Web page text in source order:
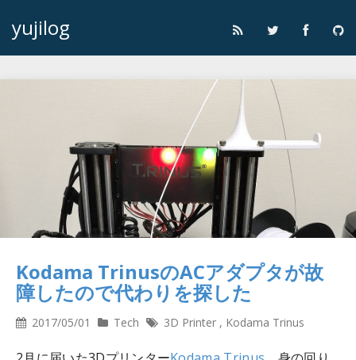
yujilog
Kodama TrinusのACアダプタが故
障したので代わりを探した
2017/05/01 Tech 3D Printer , Kodama Trinus